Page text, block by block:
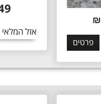
₪
פרטים
אזל המלאי